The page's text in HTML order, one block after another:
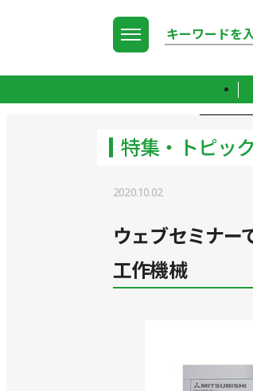
特集・トピッ
2020.10.02
ウェブセミナー
工作機械